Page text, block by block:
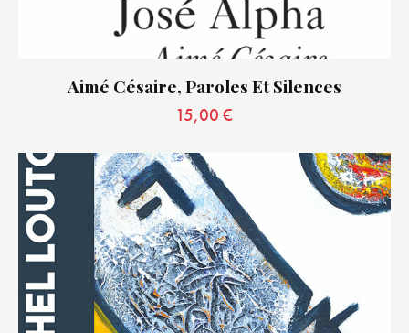
Aimé Césaire, Paroles Et Silences
15,00 €